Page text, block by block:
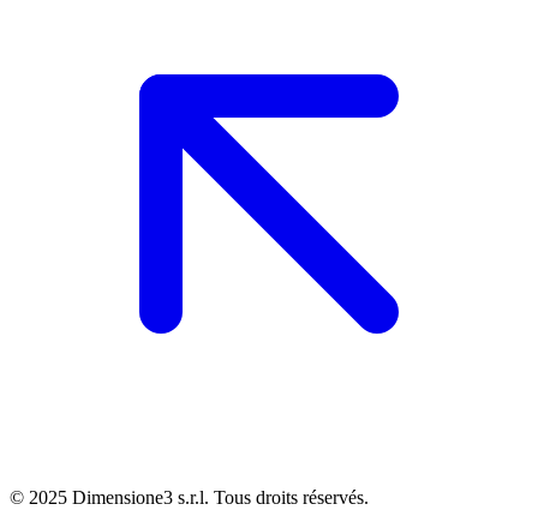
© 2025 Dimensione3 s.r.l. Tous droits réservés.